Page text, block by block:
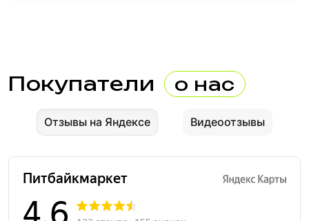
Покупатели о нас
Отзывы на Яндексе Видеоотзывы